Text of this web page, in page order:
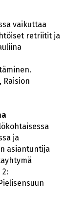
vaikuttaa
retriitit ja
Raision
ja
asiantuntija